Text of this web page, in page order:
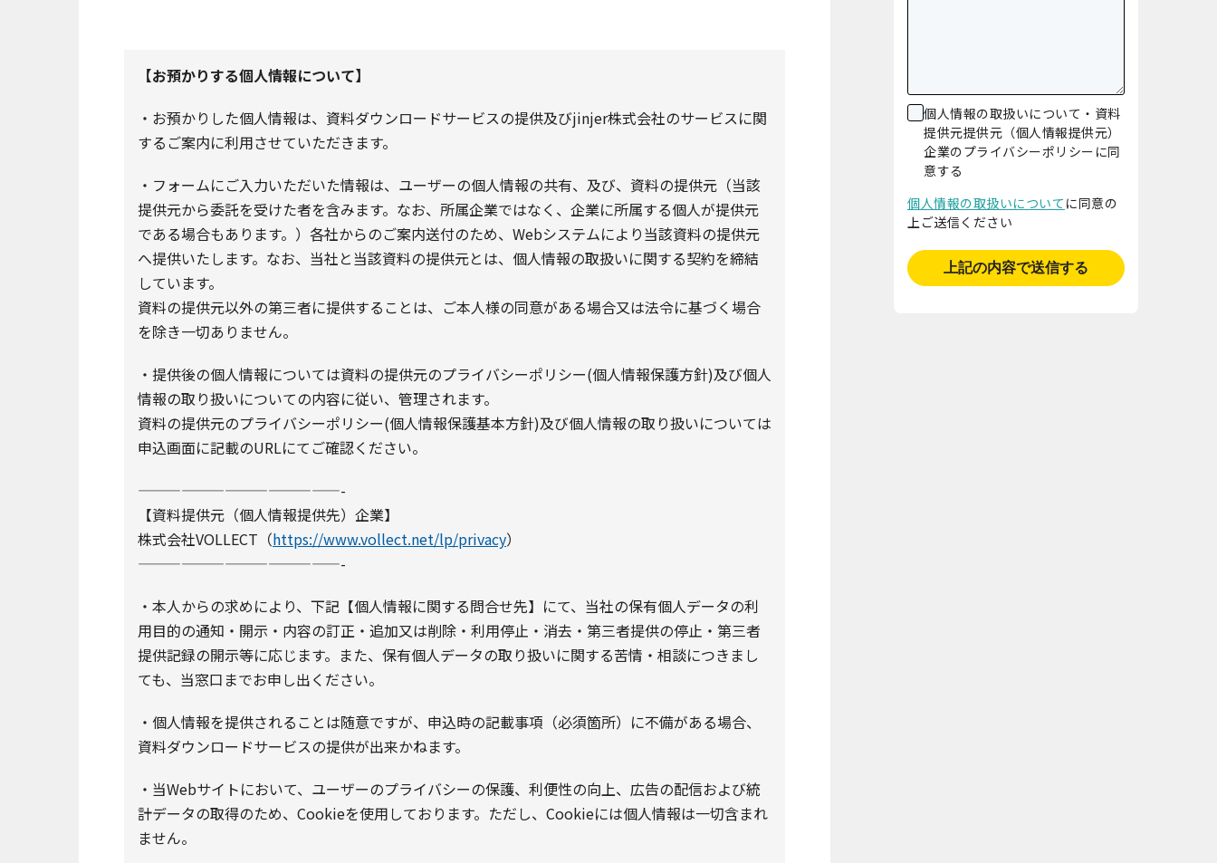
【お預かりする個人情報について】
・お預かりした個人情報は、資料ダウンロードサービスの提供及びjinjer株式会社のサービスに関
するご案内に利用させていただきます。
・フォームにご入力いただいた情報は、ユーザーの個人情報の共有、及び、資料の提供元（当該
提供元から委託を受けた者を含みます。なお、所属企業ではなく、企業に所属する個人が提供元
である場合もあります。）各社からのご案内送付のため、Webシステムにより当該資料の提供元
へ提供いたします。なお、当社と当該資料の提供元とは、個人情報の取扱いに関する契約を締結
しています。
資料の提供元以外の第三者に提供することは、ご本人様の同意がある場合又は法令に基づく場合
を除き一切ありません。
・提供後の個人情報については資料の提供元のプライバシーポリシー(個人情報保護方針)及び個人
情報の取り扱いについての内容に従い、管理されます。
資料の提供元のプライバシーポリシー(個人情報保護基本方針)及び個人情報の取り扱いについては
申込画面に記載のURLにてご確認ください。
——————————————-
【資料提供元（個人情報提供先）企業】
株式会社VOLLECT（https://www.vollect.net/lp/privacy）
——————————————-
・本人からの求めにより、下記【個人情報に関する問合せ先】にて、当社の保有個人データの利
用目的の通知・開示・内容の訂正・追加又は削除・利用停止・消去・第三者提供の停止・第三者
提供記録の開示等に応じます。また、保有個人データの取り扱いに関する苦情・相談につきまし
ても、当窓口までお申し出ください。
・個人情報を提供されることは随意ですが、申込時の記載事項（必須箇所）に不備がある場合、
資料ダウンロードサービスの提供が出来かねます。
・当Webサイトにおいて、ユーザーのプライバシーの保護、利便性の向上、広告の配信および統
計データの取得のため、Cookieを使用しております。ただし、Cookieには個人情報は一切含まれ
ません。
個人情報の取扱いについて・資料
提供元提供元（個人情報提供元）
企業のプライバシーポリシーに同
意する
個人情報の取扱いについて に同意の
上ご送信ください